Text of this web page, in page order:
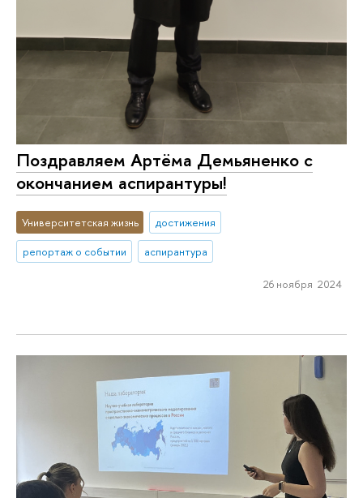
Поздравляем Артёма Демьяненко с
окончанием аспирантуры!
Университетская жизнь
достижения
репортаж о событии
аспирантура
26 ноября 2024